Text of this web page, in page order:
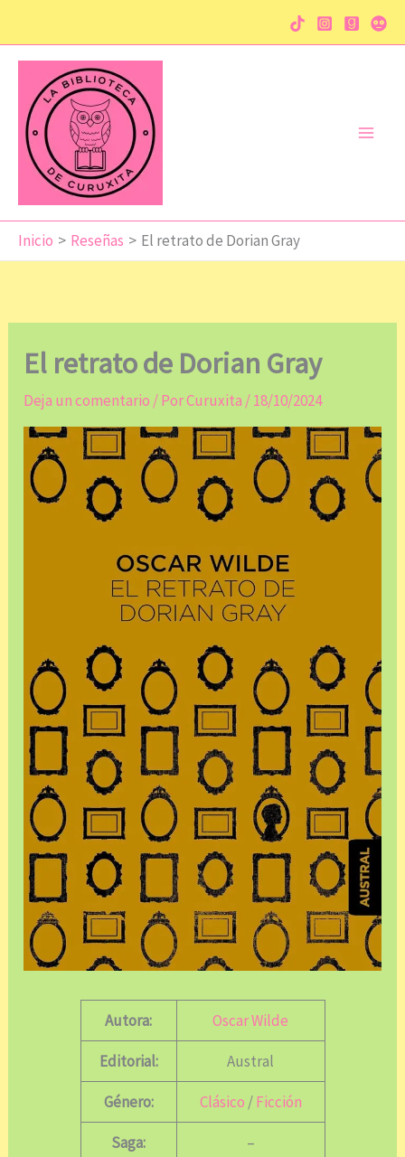
contenido
Inicio Reseñas El retrato de Dorian Gray
El retrato de Dorian Gray
Deja un comentario / PorCuruxita /18/10/2024
Autora: Oscar Wilde
Editorial: Austral
Género: Clásico /Ficción
Saga: –